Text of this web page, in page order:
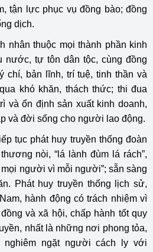
tận lực phục vụ đồng bào; đồng
dịch.
nhân thuộc mọi thành phần kinh
nước, tự tôn dân tộc, cùng đồng
chí, bản lĩnh, trí tuệ, tinh thần và
khó khăn, thách thức; thi đua
và ổn định sản xuất kinh doanh,
và đời sống cho người lao động.
tục phát huy truyền thống đoàn
nòi, “lá lành đùm lá rách”,
người vì mỗi người”; sẵn sàng
Phát huy truyền thống lịch sử,
hành động có trách nhiệm vì
và xã hội, chấp hành tốt quy
nhất là những nơi phong tỏa,
nghiêm ngặt người cách ly với